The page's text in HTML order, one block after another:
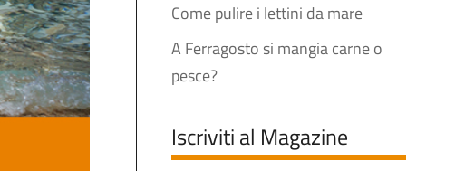
Come pulire i lettini da mare
A Ferragosto si mangia carne o
pesce?
Iscriviti al Magazine